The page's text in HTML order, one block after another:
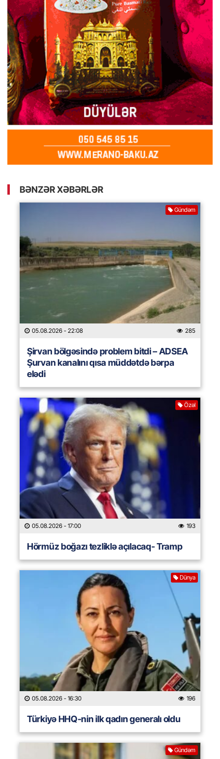
BƏNZƏR XƏBƏRLƏR
Gündəm
05.08.2026 - 22:08 285
Şirvan bölgəsində problem bitdi – ADSEA
Şurvan kanalını qısa müddətdə bərpa
elədi
Özəl
05.08.2026 - 17:00 193
Hörmüz boğazı tezliklə açılacaq- Tramp
Dünya
05.08.2026 - 16:30 196
Türkiyə HHQ-nin ilk qadın generalı oldu
Gündəm